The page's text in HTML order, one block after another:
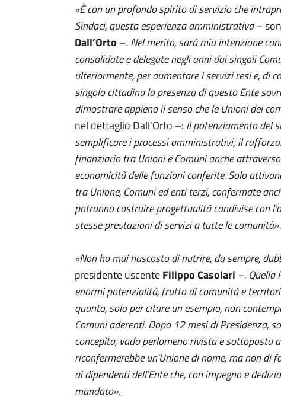
«È con un profondo spirito di servizio che
Sindaci, questa esperienza amministrativa–
Dall’Orto –. Nel merito, sarà mia intenzione
consolidate e delegate negli anni dai singoli
ulteriormente, per aumentare i servizi resi e, di
singolo cittadino la presenza di questo Ente
dimostrare appieno il senso che le Unioni dei
nel dettaglio Dall’Orto –: il potenziamento del
semplificare i processi amministrativi; il
finanziario tra Unioni e Comuni anche
economicità delle funzioni conferite. Solo
tra Unione, Comuni ed enti terzi, confermate
potranno costruire progettualità condivise con
stesse prestazioni di servizi a tutte le comunità».
«Non ho mai nascosto di nutrire, da sempre,
presidente uscenteFilippo Casolari –. Quella
enormi potenzialità, frutto di comunità e
quanto, solo per citare un esempio, non
Comuni aderenti. Dopo 12 mesi di Presidenza,
concepita, vada perlomeno rivista e sottoposta
riconfermerebbe un'Unione di nome, ma non di
ai dipendenti dell'Ente che, con impegno e
mandato».